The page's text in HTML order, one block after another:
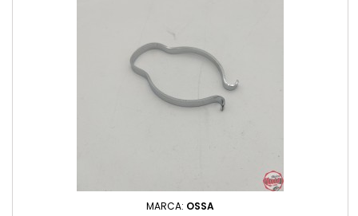
MARCA: OSSA